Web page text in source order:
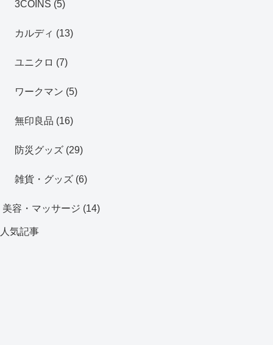
3COINS (5)
カルディ (13)
ユニクロ (7)
ワークマン (5)
無印良品 (16)
防災グッズ (29)
雑貨・グッズ (6)
美容・マッサージ (14)
人気記事